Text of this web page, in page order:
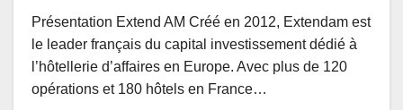
Présentation Extend AM Créé en 2012, Extendam est
le leader français du capital investissement dédié à
l’hôtellerie d’affaires en Europe. Avec plus de 120
opérations et 180 hôtels en France…